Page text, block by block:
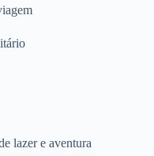
lazer e aventura